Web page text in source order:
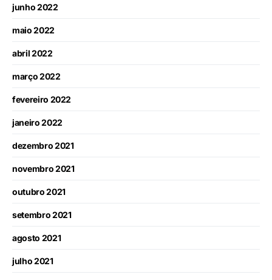
junho 2022
maio 2022
abril 2022
março 2022
fevereiro 2022
janeiro 2022
dezembro 2021
novembro 2021
outubro 2021
setembro 2021
agosto 2021
julho 2021